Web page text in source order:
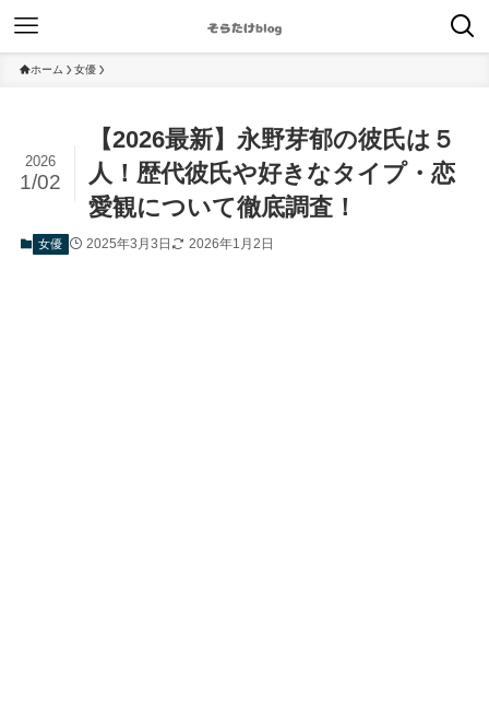
ホーム 女優
【2026最新】永野芽郁の彼氏は５
人！歴代彼氏や好きなタイプ・恋
愛観について徹底調査！
2026
1/02
女優 2025年3月3日 2026年1月2日